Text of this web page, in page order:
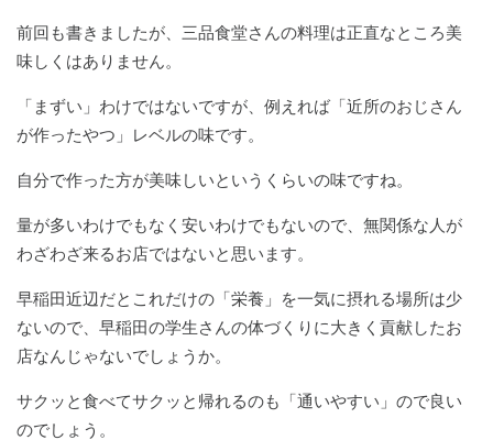
前回も書きましたが、三品食堂さんの料理は正直なところ美
味しくはありません。
「まずい」わけではないですが、例えれば「近所のおじさん
が作ったやつ」レベルの味です。
自分で作った方が美味しいというくらいの味ですね。
量が多いわけでもなく安いわけでもないので、無関係な人が
わざわざ来るお店ではないと思います。
早稲田近辺だとこれだけの「栄養」を一気に摂れる場所は少
ないので、早稲田の学生さんの体づくりに大きく貢献したお
店なんじゃないでしょうか。
サクッと食べてサクッと帰れるのも「通いやすい」ので良い
のでしょう。